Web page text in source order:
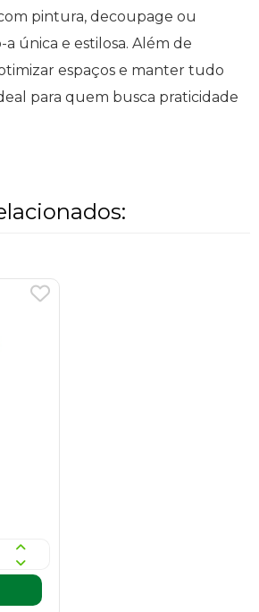
pintura, decoupage ou
única e estilosa. Além de
espaços e manter tudo
para quem busca praticidade